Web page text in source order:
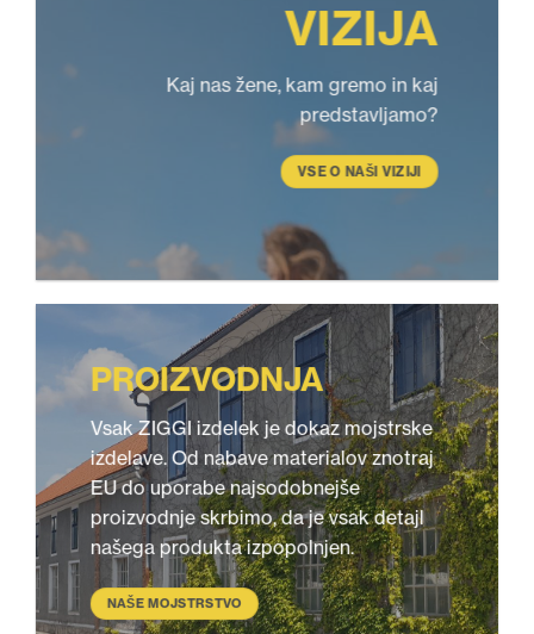
VIZIJA
Kaj nas žene, kam gremo in kaj
predstavljamo?
VSE O NAŠI VIZIJI
PROIZVODNJA
Vsak ZIGGI izdelek je dokaz mojstrske
izdelave. Od nabave materialov znotraj
EU do uporabe najsodobnejše
proizvodnje skrbimo, da je vsak detajl
našega produkta izpopolnjen.
NAŠE MOJSTRSTVO